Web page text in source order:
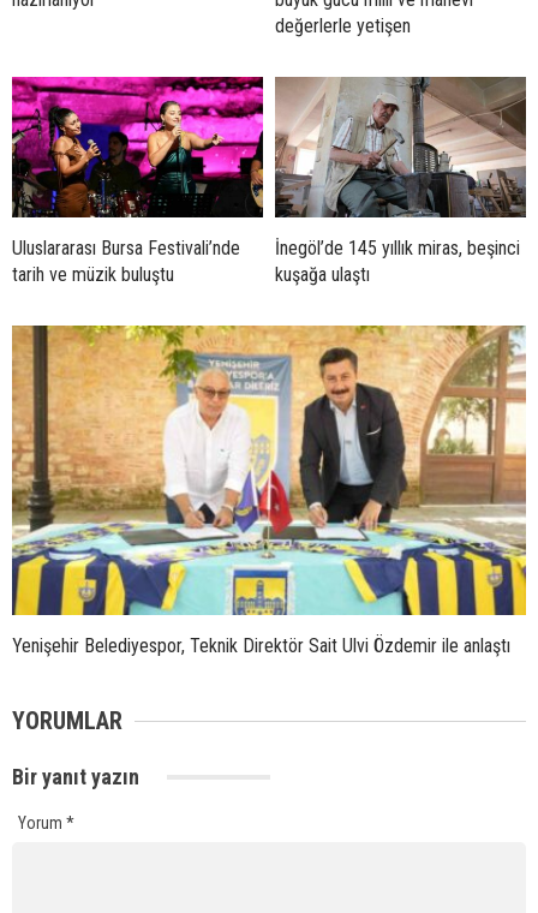
değerlerle yetişen
Uluslararası Bursa Festivali’nde
tarih ve müzik buluştu
İnegöl’de 145 yıllık miras, beşinci
kuşağa ulaştı
Yenişehir Belediyespor, Teknik Direktör Sait Ulvi Özdemir ile anlaştı
YORUMLAR
Bir yanıt yazın
Yorum *